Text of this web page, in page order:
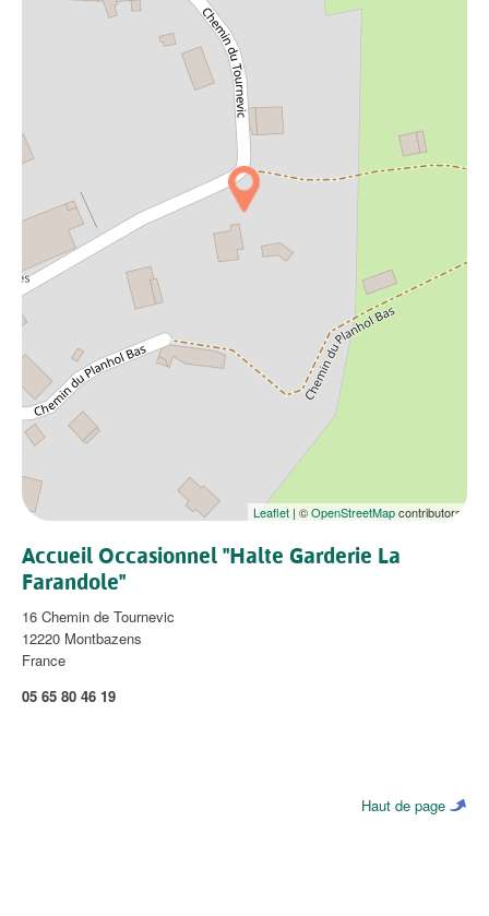
Leaflet | ©OpenStreetMapcontributors
Accueil Occasionnel "Halte Garderie La
Farandole"
16 Chemin de Tournevic
12220 Montbazens
France
05 65 80 46 19
Haut de page